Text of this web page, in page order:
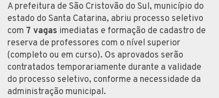
A prefeitura de São Cristovão do Sul, município do
estado do Santa Catarina, abriu processo seletivo
com 7 vagas imediatas e formação de cadastro de
reserva de professores com o nível superior
(completo ou em curso). Os aprovados serão
contratados temporariamente durante a validade
do processo seletivo, conforme a necessidade da
administração municipal.